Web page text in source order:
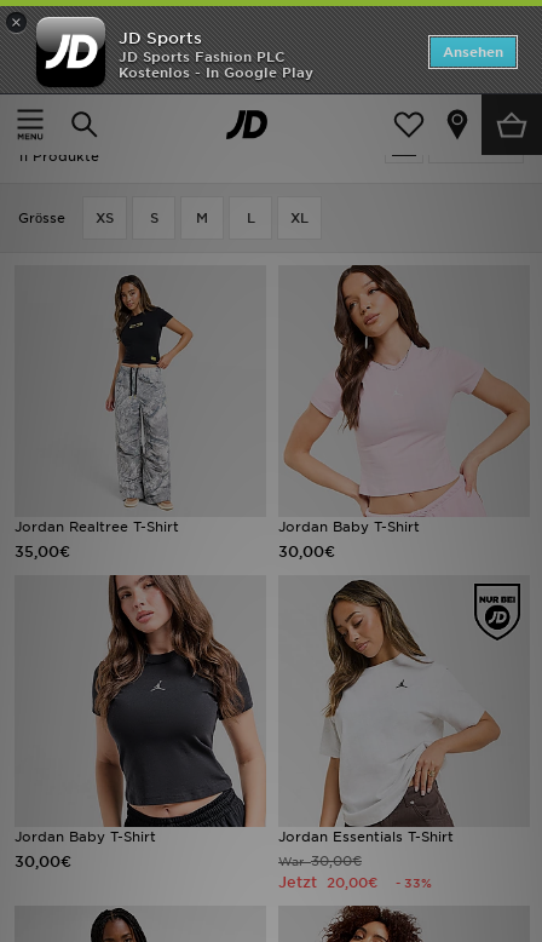
×
JD Sports
JD Sports Fashion PLC
Kostenlos - In Google Play
Ansehen
Startseite
Frauen Frauenkleidung Tops
verfeinern
Frauen - Jordan Tops
11 Produkte
Grӧsse XS S M L XL
Jordan Realtree T-Shirt
35,00€
Jordan Baby T-Shirt
30,00€
Jordan Baby T-Shirt
30,00€
Jordan Essentials T-Shirt
War30,00€
Jetzt 20,00€ - 33%
Startseite
ANGEBOTE
Marken
JD Exklusives
Lade Die APP
Geschenkkarte
Filialfinder
Meine Nachrichten
Bestellverfolgung